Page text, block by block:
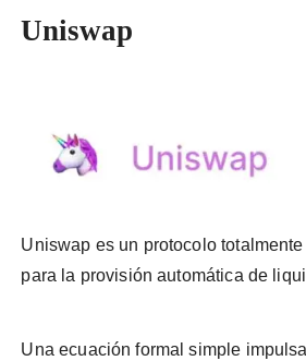
Uniswap
Uniswap es un protocolo
para la provisión automática de
Una ecuación formal simple